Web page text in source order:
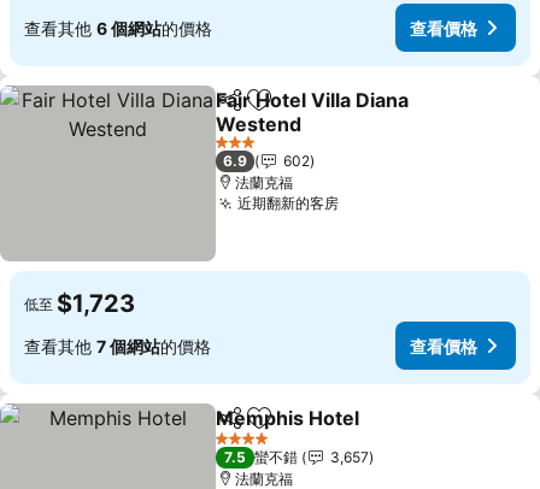
查看其他 6 個網站的價格 查看價格
分享 加入我的最愛
Fair Hotel Villa Diana
Westend
3 星級
6.9
602
法蘭克福
近期翻新的客房
低至 $1,723
查看其他 7 個網站的價格 查看價格
分享 加入我的最愛
Memphis Hotel
4 星級
7.5 蠻不錯
3,657
法蘭克福